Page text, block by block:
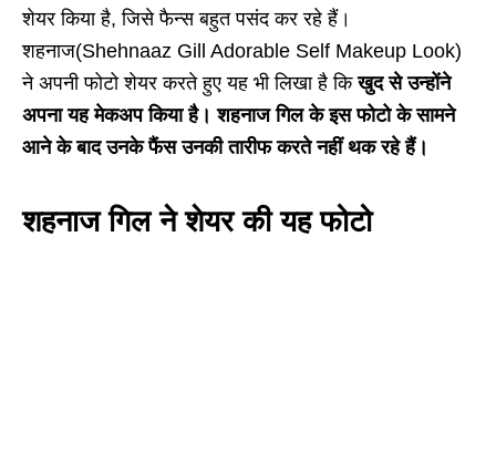
शेयर किया है, जिसे फैन्स बहुत पसंद कर रहे हैं।
शहनाज(Shehnaaz Gill Adorable Self Makeup Look)
ने अपनी फोटो शेयर करते हुए यह भी लिखा है किखुद से उन्होंने
अपना यह मेकअप किया है। शहनाज गिल के इस फोटो के सामने
आने के बाद उनके फैंस उनकी तारीफ करते नहीं थक रहे हैं।
शहनाज गिल ने शेयर की यह फोटो